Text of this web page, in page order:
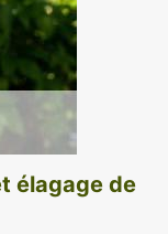
élagage de